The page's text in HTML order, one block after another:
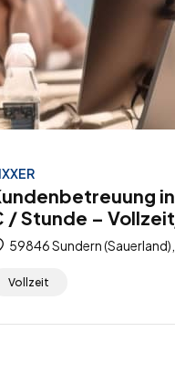
/ Stunde –
59846 Sundern
Vollzeit